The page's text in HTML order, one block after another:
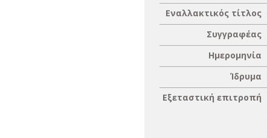
Εναλλακτικός τίτλος
Συγγραφέας
Ημερομηνία
Ίδρυμα
Εξεταστική επιτροπή